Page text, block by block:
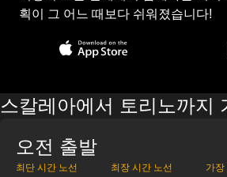
획이 그 어느 때보다 쉬워졌습니다!
스칼레아에서 토리노까지
오전 출발
최단 시간 노선 최장 시간 노선 가장